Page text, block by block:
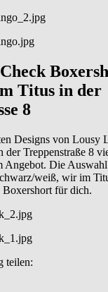
Titus in der
8
Designs von Lousy
Treppenstraße 8
Angebot. Die
weiß, wir im
für dich.
teilen: